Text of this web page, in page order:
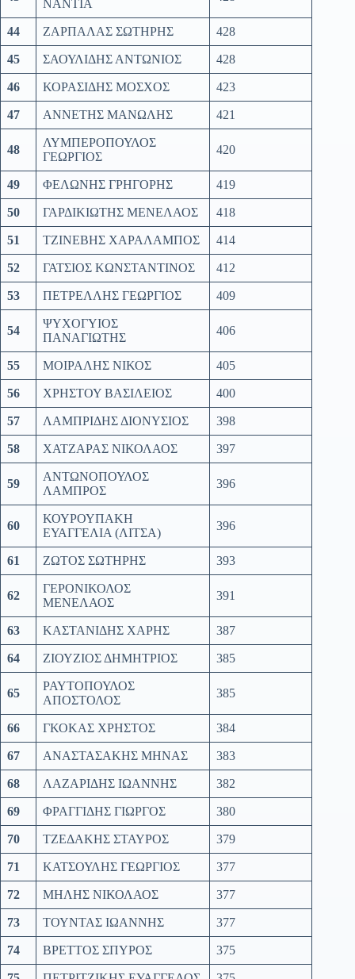
ΝΑΝΤΙΑ
44 ΖΑΡΠΑΛΑΣ ΣΩΤΗΡΗΣ 428
45 ΣΑΟΥΛΙΔΗΣ ΑΝΤΩΝΙΟΣ 428
46 ΚΟΡΑΣΙΔΗΣ ΜΟΣΧΟΣ 423
47 ΑΝΝΕΤΗΣ ΜΑΝΩΛΗΣ 421
48
ΛΥΜΠΕΡΟΠΟΥΛΟΣ
ΓΕΩΡΓΙΟΣ
420
49 ΦΕΛΩΝΗΣ ΓΡΗΓΟΡΗΣ 419
50 ΓΑΡΔΙΚΙΩΤΗΣ ΜΕΝΕΛΑΟΣ 418
51 ΤΖΙΝΕΒΗΣ ΧΑΡΑΛΑΜΠΟΣ 414
52 ΓΑΤΣΙΟΣ ΚΩΝΣΤΑΝΤΙΝΟΣ 412
53 ΠΕΤΡΕΛΛΗΣ ΓΕΩΡΓΙΟΣ 409
54
ΨΥΧΟΓΥΙΟΣ
ΠΑΝΑΓΙΩΤΗΣ
406
55 ΜΟΙΡΑΛΗΣ ΝΙΚΟΣ 405
56 ΧΡΗΣΤΟΥ ΒΑΣΙΛΕΙΟΣ 400
57 ΛΑΜΠΡΙΔΗΣ ΔΙΟΝΥΣΙΟΣ 398
58 ΧΑΤΖΑΡΑΣ ΝΙΚΟΛΑΟΣ 397
59
ΑΝΤΩΝΟΠΟΥΛΟΣ
ΛΑΜΠΡΟΣ
396
60
ΚΟΥΡΟΥΠΑΚΗ
ΕΥΑΓΓΕΛΙΑ (ΛΙΤΣΑ)
396
61 ΖΩΤΟΣ ΣΩΤΗΡΗΣ 393
62
ΓΕΡΟΝΙΚΟΛΟΣ
ΜΕΝΕΛΑΟΣ
391
63 ΚΑΣΤΑΝΙΔΗΣ ΧΑΡΗΣ 387
64 ΖΙΟΥΖΙΟΣ ΔΗΜΗΤΡΙΟΣ 385
65
ΡΑΥΤΟΠΟΥΛΟΣ
ΑΠΟΣΤΟΛΟΣ
385
66 ΓΚΟΚΑΣ ΧΡΗΣΤΟΣ 384
67 ΑΝΑΣΤΑΣΑΚΗΣ ΜΗΝΑΣ 383
68 ΛΑΖΑΡΙΔΗΣ ΙΩΑΝΝΗΣ 382
69 ΦΡΑΓΓΙΔΗΣ ΓΙΩΡΓΟΣ 380
70 ΤΖΕΔΑΚΗΣ ΣΤΑΥΡΟΣ 379
71 ΚΑΤΣΟΥΛΗΣ ΓΕΩΡΓΙΟΣ 377
72 ΜΗΛΗΣ ΝΙΚΟΛΑΟΣ 377
73 ΤΟΥΝΤΑΣ ΙΩΑΝΝΗΣ 377
74 ΒΡΕΤΤΟΣ ΣΠΥΡΟΣ 375